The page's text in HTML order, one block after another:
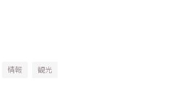
情報 観光